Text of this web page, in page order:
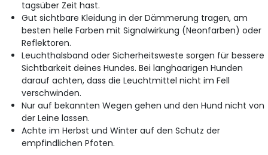
tagsüber Zeit hast.
Gut sichtbare Kleidung in der Dämmerung tragen, am
besten helle Farben mit Signalwirkung (Neonfarben) oder
Reflektoren.
Leuchthalsband oder Sicherheitsweste sorgen für bessere
Sichtbarkeit deines Hundes. Bei langhaarigen Hunden
darauf achten, dass die Leuchtmittel nicht im Fell
verschwinden.
Nur auf bekannten Wegen gehen und den Hund nicht von
der Leine lassen.
Achte im Herbst und Winter auf den Schutz der
empfindlichen Pfoten.